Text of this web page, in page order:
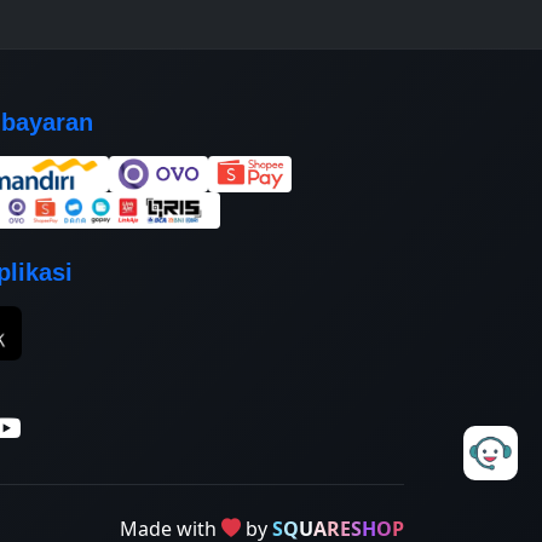
Made with bySQUARESHOP